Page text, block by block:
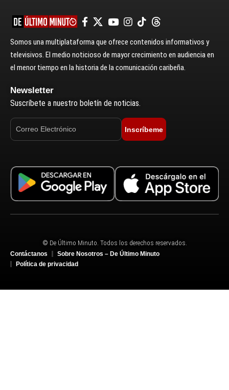
Somos una multiplataforma que ofrece contenidos informativos y
televisivos. El medio noticioso de mayor crecimiento en audiencia en
el menor tiempo en la historia de la comunicación caribeña.
Newsletter
Suscríbete a nuestro boletín de noticias.
Inscríbeme
© De Último Minuto. Todos los derechos reservados.
Contáctanos
Sobre Nosotros – De Último Minuto
Política de privacidad